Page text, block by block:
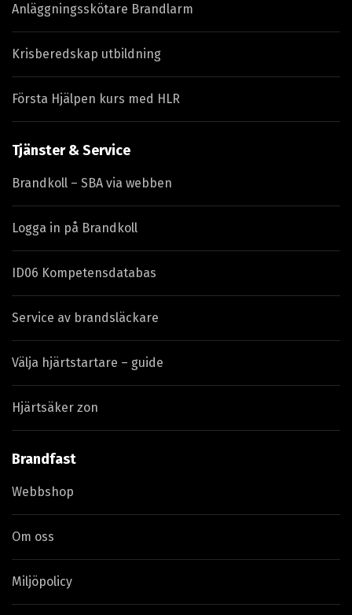
Anläggningsskötare Brandlarm
Krisberedskap utbildning
Första Hjälpen kurs med HLR
Tjänster & Service
Brandkoll – SBA via webben
Logga in på Brandkoll
ID06 Kompetensdatabas
Service av brandsläckare
Välja hjärtstartare – guide
Hjärtsäker zon
Brandfast
Webbshop
Om oss
Miljöpolicy